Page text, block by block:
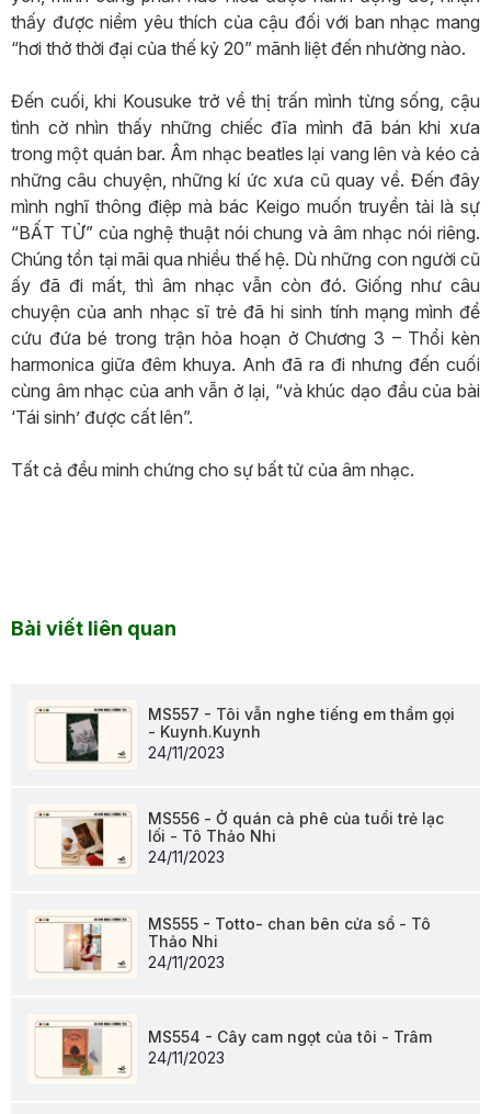
thấy được niềm yêu thích của cậu đối với ban nhạc mang
“hơi thở thời đại của thế kỷ 20” mãnh liệt đến nhường nào.
Đến cuối, khi Kousuke trở về thị trấn mình từng sống, cậu
tình cờ nhìn thấy những chiếc đĩa mình đã bán khi xưa
trong một quán bar. Âm nhạc beatles lại vang lên và kéo cả
những câu chuyện, những kí ức xưa cũ quay về. Đến đây
mình nghĩ thông điệp mà bác Keigo muốn truyền tải là sự
“BẤT TỬ” của nghệ thuật nói chung và âm nhạc nói riêng.
Chúng tồn tại mãi qua nhiều thế hệ. Dù những con người cũ
ấy đã đi mất, thì âm nhạc vẫn còn đó. Giống như câu
chuyện của anh nhạc sĩ trẻ đã hi sinh tính mạng mình để
cứu đứa bé trong trận hỏa hoạn ở Chương 3 – Thổi kèn
harmonica giữa đêm khuya. Anh đã ra đi nhưng đến cuối
cùng âm nhạc của anh vẫn ở lại, “và khúc dạo đầu của bài
‘Tái sinh’ được cất lên”.
Tất cả đều minh chứng cho sự bất tử của âm nhạc.
Bài viết liên quan
MS557 - Tôi vẫn nghe tiếng em thầm gọi
- Kuynh.Kuynh
24/11/2023
MS556 - Ở quán cà phê của tuổi trẻ lạc
lối - Tô Thảo Nhi
24/11/2023
MS555 - Totto- chan bên cửa sổ - Tô
Thảo Nhi
24/11/2023
MS554 - Cây cam ngọt của tôi - Trâm
24/11/2023